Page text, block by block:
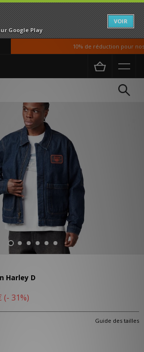
Google Play
VOIR
10% de réduction pour nos
Harley D
(- 31%)
Guide des tailles